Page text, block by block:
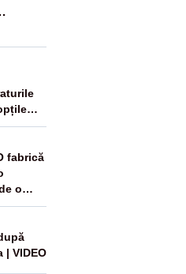
fabrică
o
VIDEO